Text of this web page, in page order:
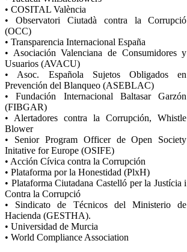
• COSITAL València
• Observatori Ciutadà contra la Corrupció
(OCC)
• Transparencia Internacional España
• Asociación Valenciana de Consumidores y
Usuarios (AVACU)
• Asoc. Española Sujetos Obligados en
Prevención del Blanqueo (ASEBLAC)
• Fundación Internacional Baltasar Garzón
(FIBGAR)
• Alertadores contra la Corrupción, Whistle
Blower
• Senior Program Officer de Open Society
Initative for Europe (OSIFE)
• Acción Cívica contra la Corrupción
• Plataforma por la Honestidad (PlxH)
• Plataforma Ciutadana Castelló per la Justícia i
Contra la Corrupció
• Sindicato de Técnicos del Ministerio de
Hacienda (GESTHA).
• Universidad de Murcia
• World Compliance Association